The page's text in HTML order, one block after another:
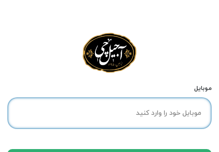
موبایل